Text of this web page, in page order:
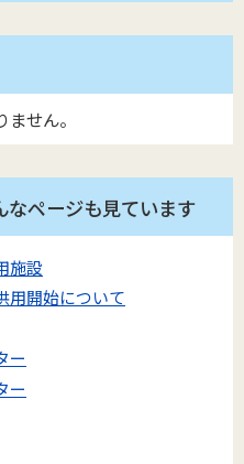
せん。
なページも見ています
施設
用開始について
ー
ー